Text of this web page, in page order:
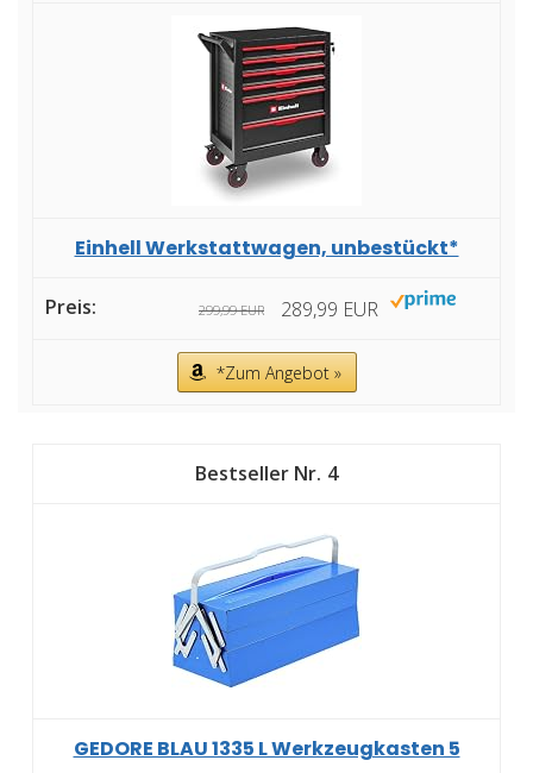
Einhell Werkstattwagen, unbestückt*
299,99 EUR 289,99 EUR
*Zum Angebot »
4
GEDORE BLAU 1335 L Werkzeugkasten 5